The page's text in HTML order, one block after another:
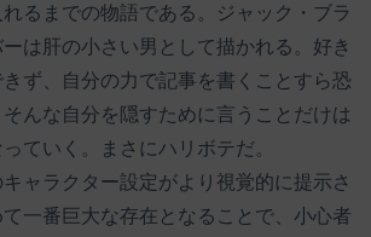
るまでの物語である。ジャック・ブラ
は肝の小さい男として描かれる。好き
ず、自分の力で記事を書くことすら恐
んな自分を隠すために言うことだけは
ていく。まさにハリボテだ。
ャラクター設定がより視覚的に提示さ
一番巨大な存在となることで、小心者